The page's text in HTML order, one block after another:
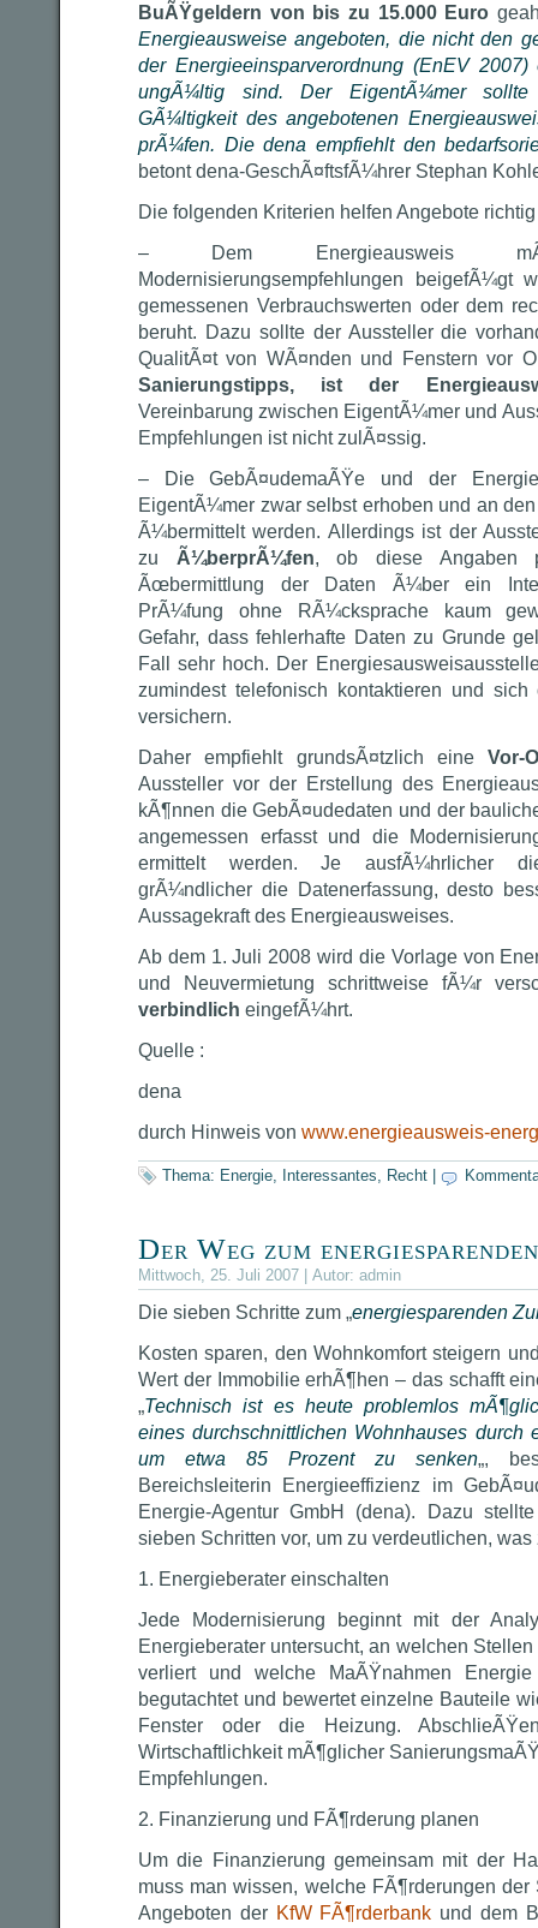
BuÃŸgeldern von bis zu 15.000 Euro
Energieausweise angeboten, die nicht den
der Energieeinsparverordnung (EnEV
ungÃ¼ltig sind. Der EigentÃ¼mer
GÃ¼ltigkeit des angebotenen
prÃ¼fen. Die dena empfiehlt den
betont dena-GeschÃ¤ftsfÃ¼hrer Stephan
Die folgenden Kriterien helfen Angebote
– Dem Energieausweis
Modernisierungsempfehlungen
gemessenen Verbrauchswerten oder dem
beruht. Dazu sollte der Aussteller die
QualitÃ¤t von WÃ¤nden und Fenstern vor
Sanierungstipps, ist der
Vereinbarung zwischen EigentÃ¼mer und
Empfehlungen ist nicht zulÃ¤ssig.
– Die GebÃ¤udemaÃŸe und der
EigentÃ¼mer zwar selbst erhoben und an
Ã¼bermittelt werden. Allerdings ist der
zu Ã¼berprÃ¼fen, ob diese Angaben
Ãœbermittlung der Daten Ã¼ber ein
PrÃ¼fung ohne RÃ¼cksprache kaum
Gefahr, dass fehlerhafte Daten zu Grunde
Fall sehr hoch. Der
zumindest telefonisch kontaktieren und
versichern.
Daher empfiehlt grundsÃ¤tzlich eineVor-
Aussteller vor der Erstellung des
kÃ¶nnen die GebÃ¤udedaten und der
angemessen erfasst und die
ermittelt werden. Je ausfÃ¼hrlicher
grÃ¼ndlicher die Datenerfassung, desto
Aussagekraft des Energieausweises.
Ab dem 1. Juli 2008 wird die Vorlage von
und Neuvermietung schrittweise fÃ¼r
verbindlich eingefÃ¼hrt.
Quelle :
dena
durch Hinweis von www.energieausweis-
Thema: Energie, Interessantes, Recht
Der Weg zum
Mittwoch, 25. Juli 2007 | Autor: admin
Die sieben Schritte zum „energiesparenden
Kosten sparen, den Wohnkomfort steigern
Wert der Immobilie erhÃ¶hen – das schafft
„Technisch ist es heute problemlos
eines durchschnittlichen Wohnhauses durch
um etwa 85 Prozent zu senken„,
Bereichsleiterin Energieeffizienz im
Energie-Agentur GmbH (dena). Dazu
sieben Schritten vor, um zu verdeutlichen, was
1. Energieberater einschalten
Jede Modernisierung beginnt mit der
Energieberater untersucht, an welchen
verliert und welche MaÃŸnahmen
begutachtet und bewertet einzelne Bauteile
Fenster oder die Heizung.
Wirtschaftlichkeit mÃ¶glicher
Empfehlungen.
2. Finanzierung und FÃ¶rderung planen
Um die Finanzierung gemeinsam mit der
muss man wissen, welche FÃ¶rderungen
Angeboten der KfW FÃ¶rderbank und dem